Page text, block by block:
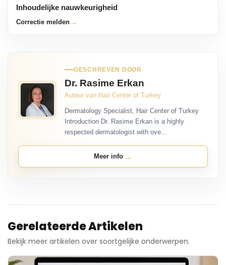
Inhoudelijke nauwkeurigheid
Correctie melden →
GESCHREVEN DOOR
Dr. Rasime Erkan
Auteur van Hair Center of Turkey
Dermatology Specialist, Hair Center of Turkey
Introduction Dr. Rasime Erkan is a highly
respected dermatologist with ove...
Meer info →
Gerelateerde Artikelen
Bekijk meer artikelen over soortgelijke onderwerpen.